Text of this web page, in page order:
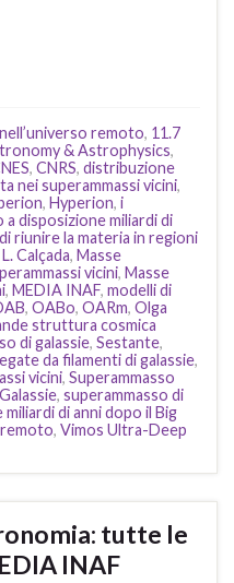
remoto, 11.7
& Astrophysics,
, CNRS, distribuzione
nei superammassi vicini,
, Hyperion, i
a disposizione miliardi di
riunire la materia in regioni
L. Calçada, Masse
vicini, Masse
, MEDIA INAF, modelli di
, OABo, OARm, Olga
struttura cosmica
di galassie, Sestante,
da filamenti di galassie,
vicini, Superammasso
, superammasso di
miliardi di anni dopo il Big
, Vimos Ultra-Deep
tutte le
INAF